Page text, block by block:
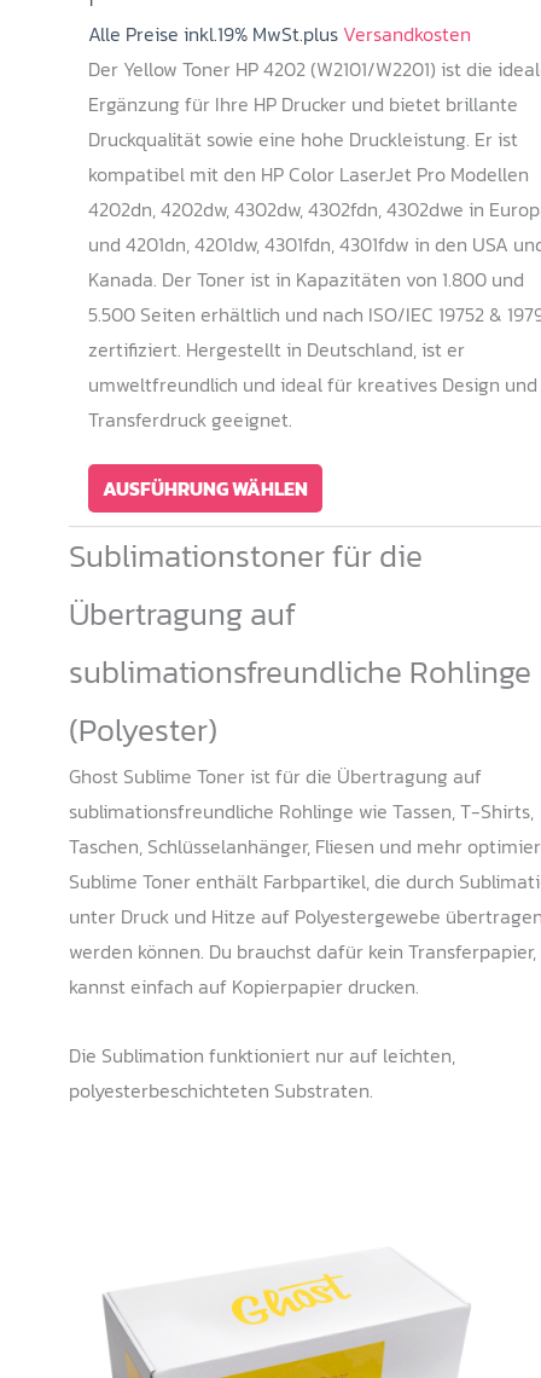
199,00 €
Alle Preise inkl.19% MwSt.plusVersandkosten
Der Yellow Toner HP 4202 (W2101/W2201) ist die
Ergänzung für Ihre HP Drucker und bietet brillante
Druckqualität sowie eine hohe Druckleistung. Er ist
kompatibel mit den HP Color LaserJet Pro Modellen
4202dn, 4202dw, 4302dw, 4302fdn, 4302dwe in
und 4201dn, 4201dw, 4301fdn, 4301fdw in den USA
Kanada. Der Toner ist in Kapazitäten von 1.800 und
5.500 Seiten erhältlich und nach ISO/IEC 19752 &
zertifiziert. Hergestellt in Deutschland, ist er
umweltfreundlich und ideal für kreatives Design und
Transferdruck geeignet.
AUSFÜHRUNG WÄHLEN
Produkt
weist
auf.
können
auf
der
Produktseite
gewählt
werden
Sublimationstoner für die
Übertragung auf
sublimationsfreundliche Rohlinge
(Polyester)
Ghost Sublime Toner ist für die Übertragung auf
sublimationsfreundliche Rohlinge wie Tassen, T-Shirts,
Taschen, Schlüsselanhänger, Fliesen und mehr
Sublime Toner enthält Farbpartikel, die durch
unter Druck und Hitze auf Polyestergewebe
werden können. Du brauchst dafür kein
kannst einfach auf Kopierpapier drucken.
Die Sublimation funktioniert nur auf leichten,
polyesterbeschichteten Substraten.